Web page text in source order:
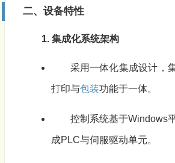
二、设备特性
1. 集成化系统架构
采用一体化集成设计，
打印与包装功能于一体。
控制系统基于Windows
成PLC与伺服驱动单元。